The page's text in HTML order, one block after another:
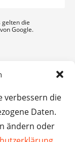
verbessern die
Daten.
ändern oder
gelten die
von Google.